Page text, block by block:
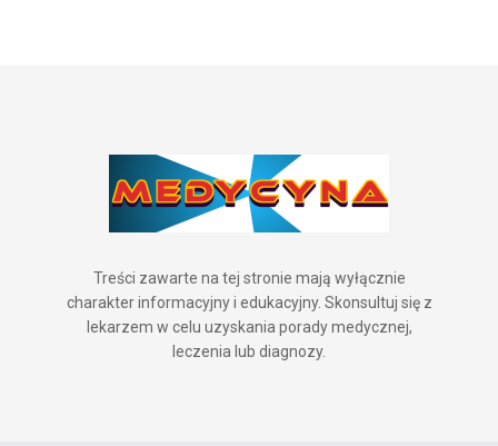
Treści zawarte na tej stronie mają wyłącznie
charakter informacyjny i edukacyjny. Skonsultuj się z
lekarzem w celu uzyskania porady medycznej,
leczenia lub diagnozy.